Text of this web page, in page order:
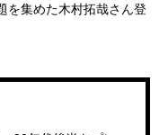
を集めた木村拓哉さん登